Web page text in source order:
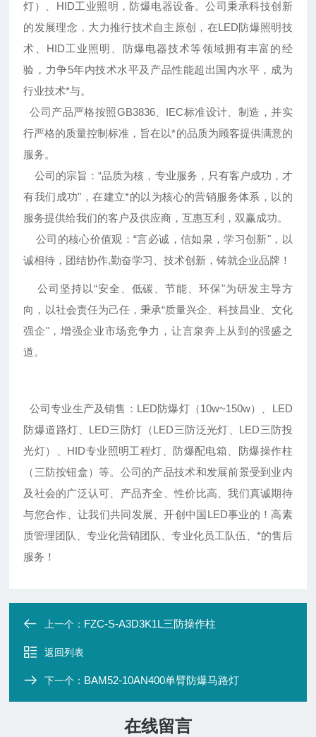
灯）、HID工业照明，防爆电器设备。公司秉承科技创新
的发展理念，大力推行技术自主原创，在LED防爆照明技
术、HID工业照明、防爆电器技术等领域拥有丰富的经
验，力争5年内技术水平及产品性能超出国内水平，成为
行业技术*与。
公司产品严格按照GB3836、IEC标准设计、制造，并实
行严格的质量控制标准，旨在以*的品质为顾客提供满意的
服务。
公司的宗旨：“品质为核，专业服务，只有客户成功，才
有我们成功"，在建立*的以为核心的营销服务体系，以的
服务提供给我们的客户及供应商，互惠互利，双赢成功。
公司的核心价值观：“言必诚，信如泉，学习创新"，以
诚相待，团结协作,勤奋学习、技术创新，铸就企业品牌！
公司坚持以“安全、低碳、节能、环保"为研发主导方
向，以社会责任为己任，秉承“质量兴企、科技昌业、文化
强企"，增强企业市场竞争力，让言泉奔上从到的强盛之
道。
公司专业生产及销售：LED防爆灯（10w~150w）、LED
防爆道路灯、LED三防灯（LED三防泛光灯、LED三防投
光灯）、HID专业照明工程灯、防爆配电箱、防爆操作柱
（三防按钮盒）等。公司的产品技术和发展前景受到业内
及社会的广泛认可、产品齐全、性价比高、我们真诚期待
与您合作、让我们共同发展、开创中国LED事业的！高素
质管理团队、专业化营销团队、专业化员工队伍、*的售后
服务！
上一个： FZC-S-A3D3K1L三防操作柱
返回列表
下一个： BAM52-10AN400单臂防爆马路灯
在线留言